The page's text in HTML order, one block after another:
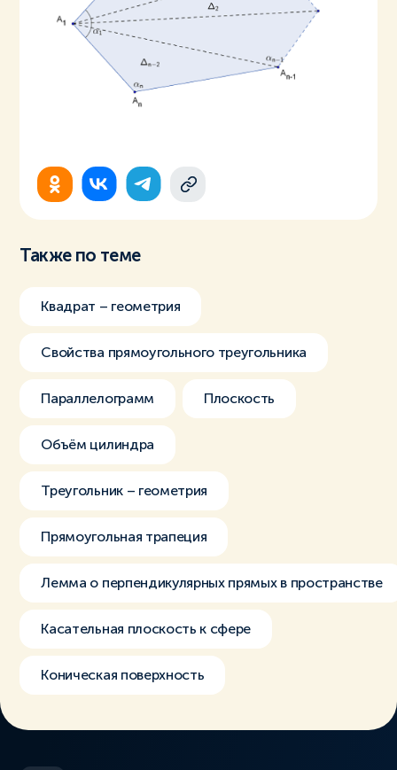
Также по теме
Квадрат – геометрия
Свойства прямоугольного треугольника
Параллелограмм Плоскость
Объём цилиндра
Треугольник – геометрия
Прямоугольная трапеция
Лемма о перпендикулярных прямых в пространстве
Касательная плоскость к сфере
Коническая поверхность